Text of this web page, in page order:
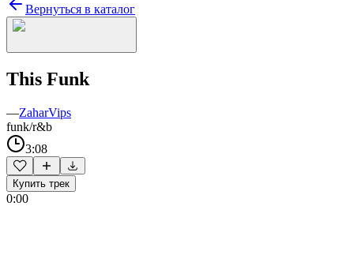
Вернуться в каталог
This Funk
—ZaharVips
funk/r&b
3:08
Купить трек
0:00